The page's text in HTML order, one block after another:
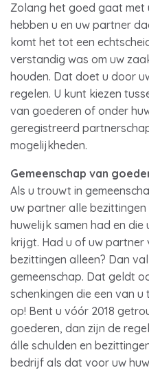
Zolang het goed gaat met
hebben u en uw partner
komt het tot een
verstandig was om uw
houden. Dat doet u door
regelen. U kunt kiezen
van goederen of onder
geregistreerd
mogelijkheden.
Gemeenschap van
Als u trouwt in
uw partner alle
huwelijk samen had en
krijgt. Had u of uw
bezittingen alleen? Dan
gemeenschap. Dat geldt
schenkingen die een van
op! Bent u vóór 2018
goederen, dan zijn de
álle schulden en
bedrijf als dat voor uw